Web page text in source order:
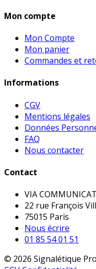
Mon compte
Mon Compte
Mon panier
Commandes et
Informations
CGV
Mentions légales
Données
FAQ
Nous contacter
Contact
VIA
22 rue François
75015 Paris
Nous écrire
01 85 54 01 51
© 2026 Signalétique